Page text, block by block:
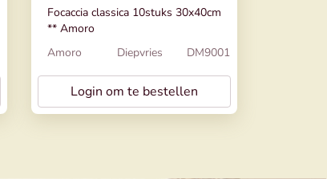
Focaccia classica 10stuks 30x40cm
** Amoro
Amoro
Diepvries DM9001
Login om te bestellen